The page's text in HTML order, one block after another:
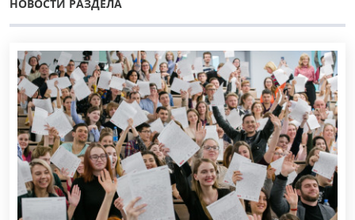
НОВОСТИ РАЗДЕЛА